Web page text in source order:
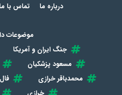
درباره ما تماس با ما
موضوعات
جنگ ایران و آمریکا
مسعود پزشکیان
محمدباقر خرازی